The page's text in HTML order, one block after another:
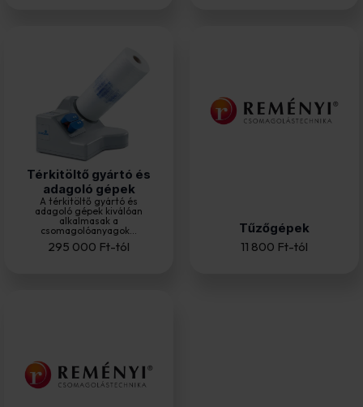
Térkitöltő gyártó és
adagoló gépek
A térkitöltő gyártó és
adagoló gépek kiválóan
alkalmasak a
csomagolóanyagok...
295 000 Ft-tól
Tűzőgépek
11 800 Ft-tól